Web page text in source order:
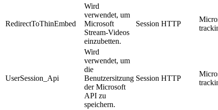
RedirectToThinEmbed
Wird
verwendet, um
Microsoft
Stream-Videos
einzubetten.
Session HTTP
UserSession_Api
Wird
verwendet, um
die
Benutzersitzung
der Microsoft
API zu
speichern.
Session HTTP